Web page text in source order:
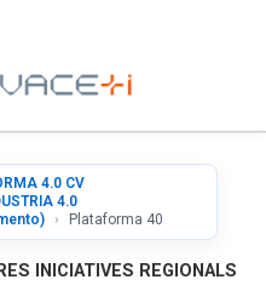
4.0 CV
4.0
Plataforma 40
INICIATIVES REGIONALS